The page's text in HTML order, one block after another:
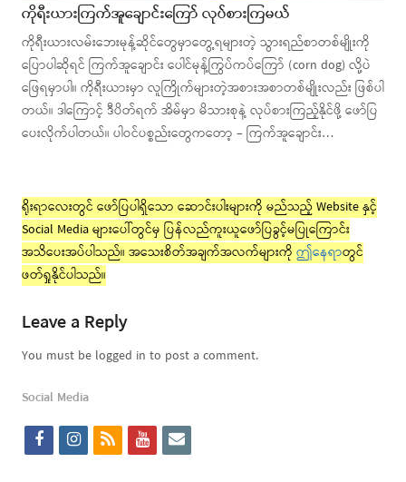
ကိုရီးယားကြက်အူချောင်းကြော် လုပ်စားကြမယ်
ကိုရီးယားလမ်းဘေးမုန့်ဆိုင်တွေမှာတွေ့ရများတဲ့ သွားရည်စာတစ်မျိုးကို
ပြောပါဆိုရင် ကြက်အူချောင်း ပေါင်မုန့်ကြွပ်ကပ်ကြော် (corn dog) လို့ပဲ
ဖြေရမှာပါ။ ကိုရီးယားမှာ လူကြိုက်များတဲ့အစားအစာတစ်မျိုးလည်း ဖြစ်ပါ
တယ်။ ဒါကြောင့် ဒီပိတ်ရက် အိမ်မှာ မိသားစုနဲ့ လုပ်စားကြည့်နိုင်ဖို့ ဖော်ပြ
ပေးလိုက်ပါတယ်။ ပါဝင်ပစ္စည်းတွေကတော့ – ကြက်အူချောင်း…
ရိုးရာလေးတွင် ဖော်ပြပါရှိသော ဆောင်းပါးများကို မည်သည့် Website နှင့်
Social Media များပေါ်တွင်မှ ပြန်လည်ကူးယူဖော်ပြခွင့်မပြုကြောင်း
အသိပေးအပ်ပါသည်။ အသေးစိတ်အချက်အလက်များကို ဤနေရာတွင်
ဖတ်ရှုနိုင်ပါသည်။
Leave a Reply
You must be logged in to post a comment.
Social Media
f
i
r
y
e